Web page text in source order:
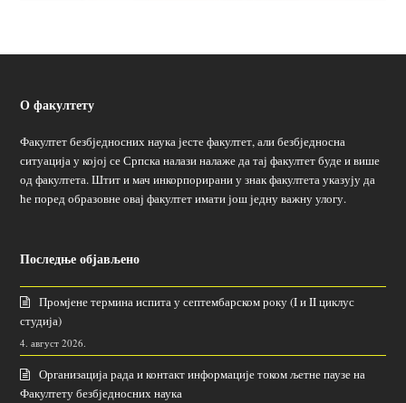
О факултету
Факултет безбједносних наука јесте факултет, али безбједносна
ситуација у којој се Српска налази налаже да тај факултет буде и више
од факултета. Штит и мач инкорпорирани у знак факултета указују да
ће поред образовне овај факултет имати још једну важну улогу.
Последње објављено
Промјене термина испита у септембарском року (I и II циклус
студија)
4. август 2026.
Организација рада и контакт информације током љетне паузе на
Факултету безбједносних наука